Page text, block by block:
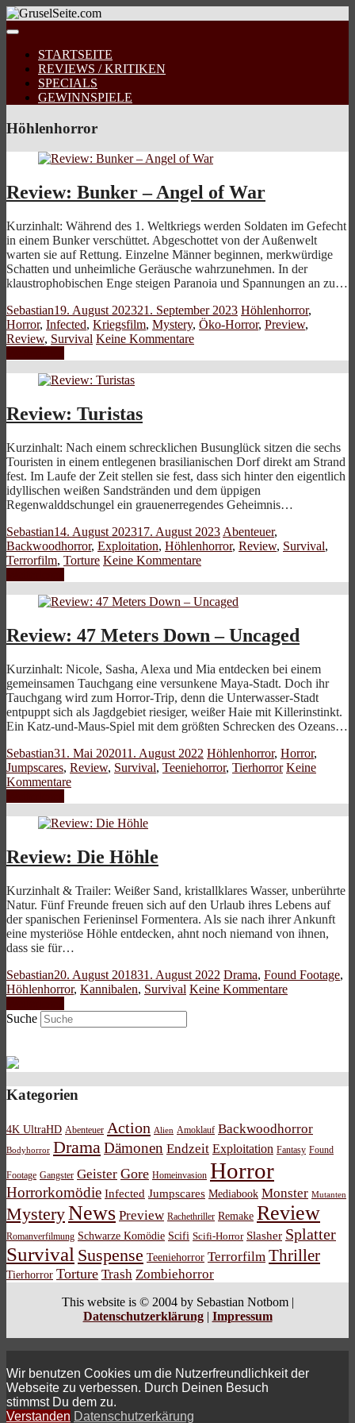
STARTSEITE
REVIEWS / KRITIKEN
SPECIALS
GEWINNSPIELE
Höhlenhorror
Review: Bunker – Angel of War
Kurzinhalt: Während des 1. Weltkriegs werden Soldaten im Gefecht
in einem Bunker verschüttet. Abgeschottet von der Außenwelt
warten sie auf Rettung. Einzelne Männer beginnen, merkwürdige
Schatten und unheimliche Geräusche wahrzunehmen. In der
klaustrophobischen Enge steigen Paranoia und Spannungen an zu…
Sebastian19. August 202321. September 2023 Höhlenhorror,
Horror, Infected, Kriegsfilm, Mystery, Öko-Horror, Preview,
Review, Survival Keine Kommentare
Review: Turistas
Kurzinhalt: Nach einem schrecklichen Busunglück sitzen die sechs
Touristen in einem entlegenen brasilianischen Dorf direkt am Strand
fest. Im Laufe der Zeit stellen sie fest, dass sich hinter den eigentlich
idyllischen weißen Sandstränden und dem üppigen
Regenwalddschungel ein grauenerregendes Geheimnis…
Sebastian14. August 202317. August 2023 Abenteuer,
Backwoodhorror, Exploitation, Höhlenhorror, Review, Survival,
Terrorfilm, Torture Keine Kommentare
Review: 47 Meters Down – Uncaged
Kurzinhalt: Nicole, Sasha, Alexa und Mia entdecken bei einem
gemeinsamen Tauchgang eine versunkene Maya-Stadt. Doch ihr
Tauchgang wird zum Horror-Trip, denn die Unterwasser-Stadt
entpuppt sich als Jagdgebiet riesiger, weißer Haie mit Killerinstinkt.
Ein Katz-und-Maus-Spiel mit dem größten Schrecken des Ozeans…
Sebastian31. Mai 202011. August 2022 Höhlenhorror, Horror,
Jumpscares, Review, Survival, Teeniehorror, Tierhorror Keine
Kommentare
Review: Die Höhle
Kurzinhalt & Trailer: Weißer Sand, kristallklares Wasser, unberührte
Natur. Fünf Freunde freuen sich auf den Urlaub ihres Lebens auf
der spanischen Ferieninsel Formentera. Als sie nach ihrer Ankunft
eine mysteriöse Höhle entdecken, ahnt noch niemand von ihnen,
dass sie für…
Sebastian20. August 201831. August 2022 Drama, Found Footage,
Höhlenhorror, Kannibalen, Survival Keine Kommentare
Suche
Kategorien
4K UltraHD Abenteuer Action Alien Amoklauf Backwoodhorror
Bodyhorror DramaDämonen Endzeit Exploitation Fantasy Found
Footage Gangster Geister Gore Homeinvasion Horror
Horrorkomödie Infected Jumpscares Mediabook Monster Mutanten
MysteryNews Preview Rachethriller Remake Review
Romanverfilmung Schwarze Komödie Scifi Scifi-Horror Slasher Splatter
Survival Suspense Teeniehorror Terrorfilm Thriller
Tierhorror Torture Trash Zombiehorror
This website is © 2004 by Sebastian Notbom |
Datenschutzerklärung| Impressum
Wir benutzen Cookies um die Nutzerfreundlichkeit der
Webseite zu verbessen. Durch Deinen Besuch
stimmst Du dem zu.
Verstanden Datenschutzerkärung